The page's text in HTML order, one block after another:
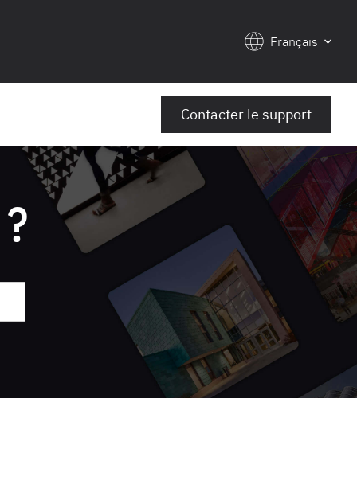
Français
Contacter le support